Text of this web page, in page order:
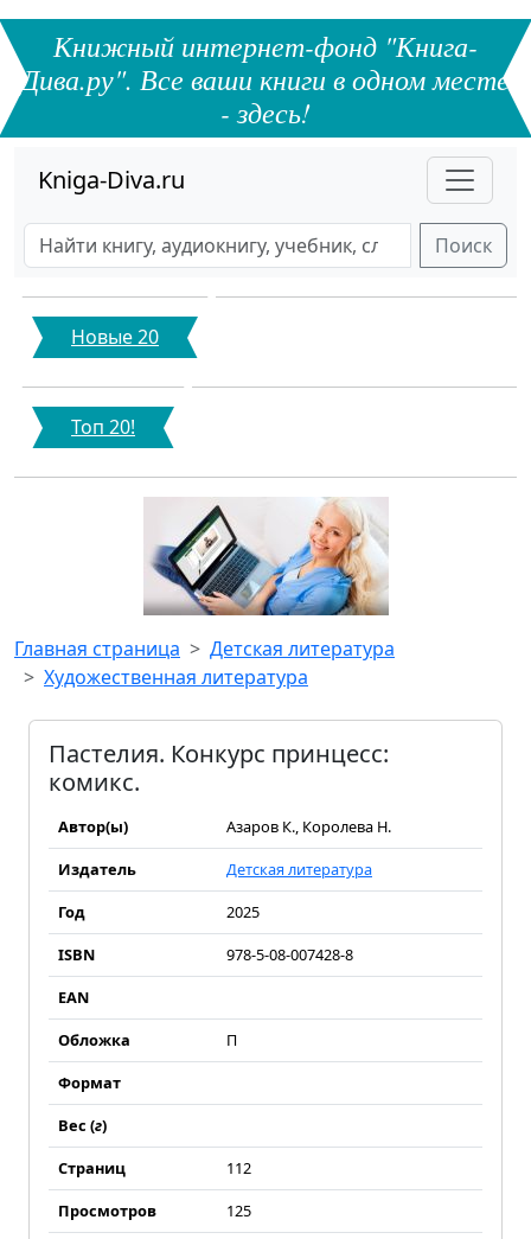
Книжный интернет-фонд "Книга-
Дива.ру". Все ваши книги в одном месте
- здесь!
Kniga-Diva.ru
Поиск
Новые 20
Топ 20!
Главная страница
Детская литература
Художественная литература
Пастелия. Конкурс принцесс:
комикс.
Автор(ы)
Азаров К., Королева Н.
Издатель
Детская литература
Год
2025
ISBN
978-5-08-007428-8
EAN
Обложка
П
Формат
Вес (г)
Страниц
112
Просмотров
125